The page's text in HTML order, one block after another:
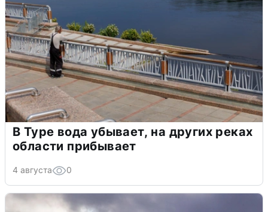
В Туре вода убывает, на других реках
области прибывает
4 августа 0